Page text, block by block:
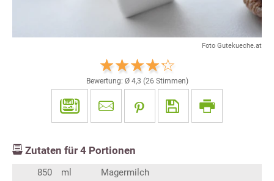
Foto Gutekueche.at
Bewertung: Ø 4,3 (26 Stimmen)
Zutaten für 4 Portionen
850 ml
Magermilch